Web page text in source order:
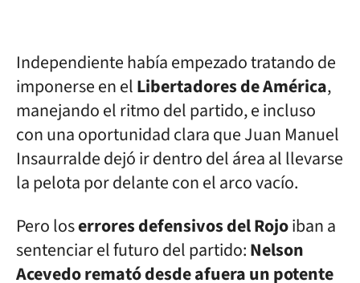
Independiente había empezado tratando de
imponerse en elLibertadores de América,
manejando el ritmo del partido, e incluso
con una oportunidad clara que Juan Manuel
Insaurralde dejó ir dentro del área al llevarse
la pelota por delante con el arco vacío.
Pero loserrores defensivos del Rojoiban a
sentenciar el futuro del partido:Nelson
Acevedo remató desde afuera un potente